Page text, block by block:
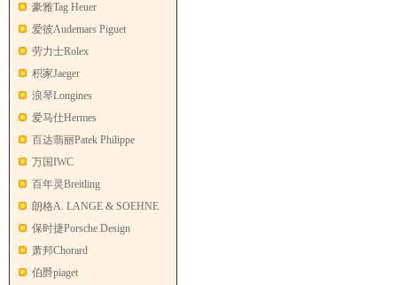
豪雅Tag Heuer
爱彼Audemars Piguet
劳力士Rolex
积家Jaeger
浪琴Longines
爱马仕Hermes
百达翡丽Patek Philippe
万国IWC
百年灵Breitling
朗格A. LANGE & SOEHNE
保时捷Porsche Design
萧邦Chorard
伯爵piaget